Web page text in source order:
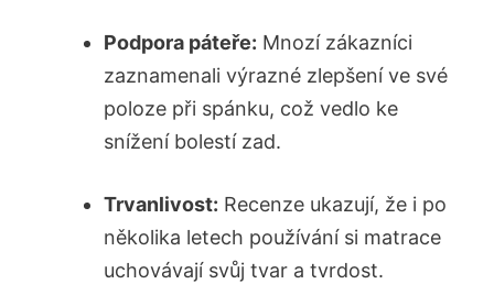
Podpora⁢ páteře: Mnozí zákazníci
zaznamenali výrazné⁣ zlepšení ve své
poloze​ při spánku, což vedlo ke
snížení bolestí ​zad.
Trvanlivost: Recenze ukazují, že i po
několika letech používání si matrace
uchovávají svůj tvar a tvrdost.